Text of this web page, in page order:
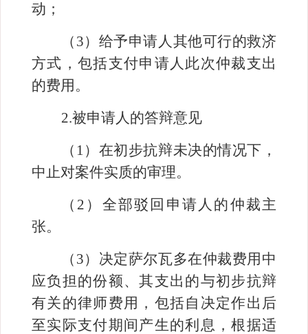
动；
（ 3）给予申请人其他可行的救济
方式，包括支付申请人此次仲裁支出
的费用。
2.被申请人的答辩意见
（ 1）在初步抗辩未决的情况下，
中止对案件实质的审理。
（ 2 ）全部驳回申请人的仲裁主
张。
（ 3）决定萨尔瓦多在仲裁费用中
应负担的份额、其支出的与初步抗辩
有关的律师费用，包括自决定作出后
至实际支付期间产生的利息，根据适